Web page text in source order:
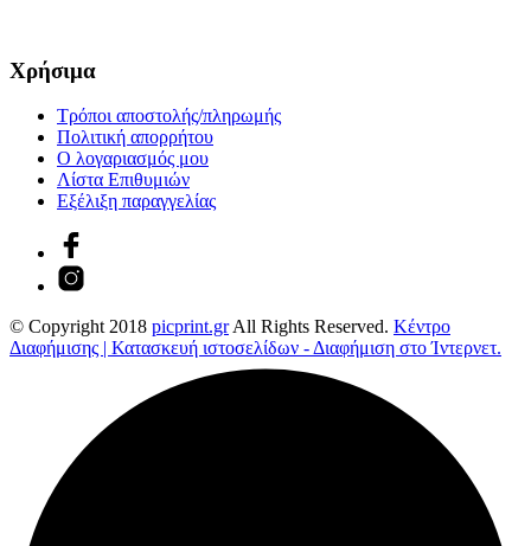
Χρήσιμα
Τρόποι αποστολής/πληρωμής
Πολιτική απορρήτου
Ο λογαριασμός μου
Λίστα Επιθυμιών
Εξέλιξη παραγγελίας
© Copyright 2018 picprint.grAll Rights Reserved. Κέντρο
Διαφήμισης | Κατασκευή ιστοσελίδων - Διαφήμιση στο Ίντερνετ.